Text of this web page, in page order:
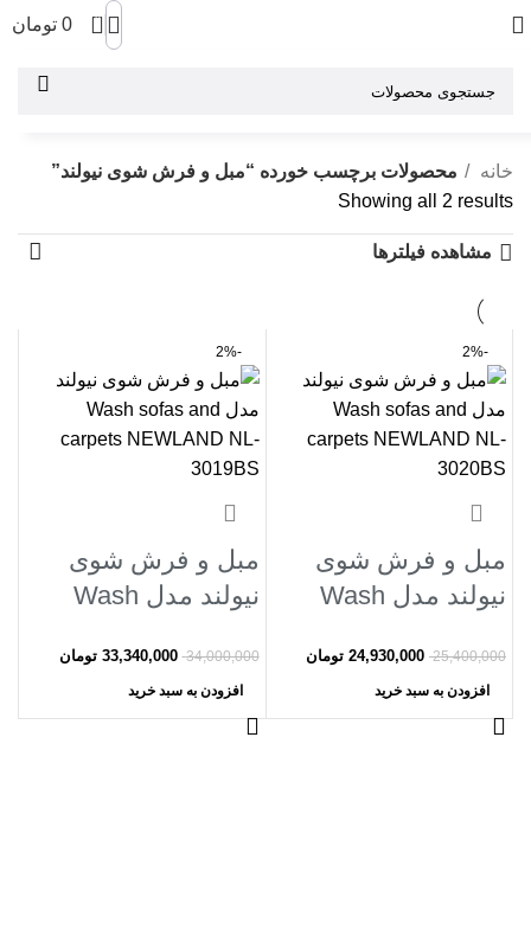
0
0 تومان
خانه
محصولات برچسب خورده “مبل و فرش شوی نیولند”
Showing all 2 results
مشاهده فیلترها
-2%
مبل و فرش شوی
نیولند مدل Wash
NEWLAND NL-
3020BL
25,400,000
24,930,000 تومان
افزودن به سبد خرید
-2%
مبل و فرش شوی
نیولند مدل Wash
NEWLAND NL-
3019BL
34,000,000
33,340,000 تومان
افزودن به سبد خرید